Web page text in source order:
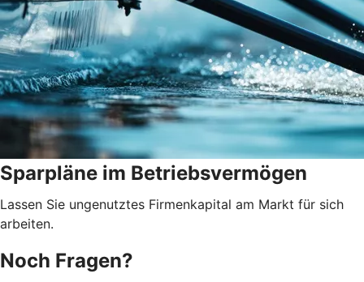
Sparpläne im Betriebsvermögen
Lassen Sie ungenutztes Firmenkapital am Markt für sich
arbeiten.
Noch Fragen?